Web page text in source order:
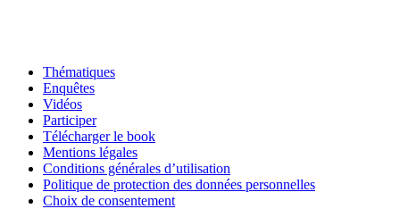
Thématiques
Enquêtes
Vidéos
Participer
Télécharger le book
Mentions légales
Conditions générales d’utilisation
Politique de protection des données personnelles
Choix de consentement